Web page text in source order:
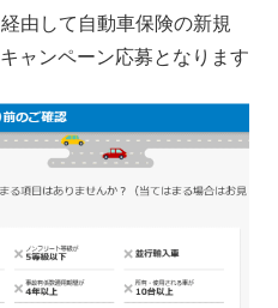
由して自動車保険の新規
ャンペーン応募となります